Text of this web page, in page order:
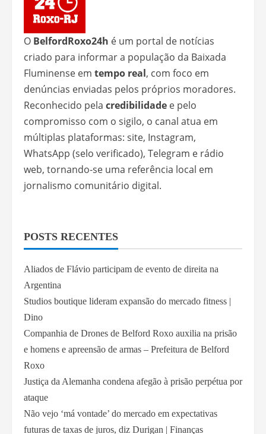
O BelfordRoxo24h é um portal de notícias
criado para informar a população da Baixada
Fluminense em tempo real, com foco em
denúncias enviadas pelos próprios moradores.
Reconhecido pela credibilidade e pelo
compromisso com o sigilo, o canal atua em
múltiplas plataformas: site, Instagram,
WhatsApp (selo verificado), Telegram e rádio
web, tornando-se uma referência local em
jornalismo comunitário digital.
POSTS RECENTES
Aliados de Flávio participam de evento de direita na
Argentina
Studios boutique lideram expansão do mercado fitness |
Dino
Companhia de Drones de Belford Roxo auxilia na prisão
e homens e apreensão de armas – Prefeitura de Belford
Roxo
Justiça da Alemanha condena afegão à prisão perpétua por
ataque
Não vejo ‘má vontade’ do mercado em expectativas
futuras de taxas de juros, diz Durigan | Finanças